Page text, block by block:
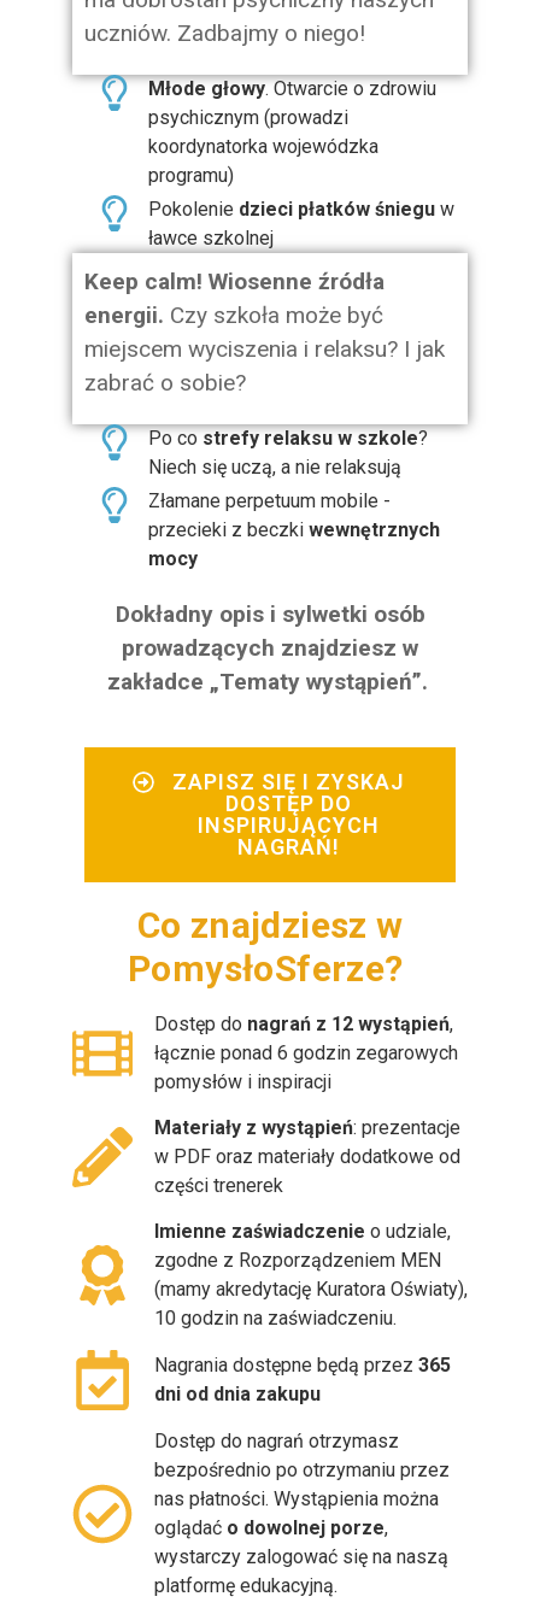
uczniów. Zadbajmy o niego!
Młode głowy. Otwarcie o zdrowiu
psychicznym (prowadzi
koordynatorka wojewódzka
programu)
Pokolenie dzieci płatków śniegu w
ławce szkolnej
Keep calm! Wiosenne źródła
energii. Czy szkoła może być
miejscem wyciszenia i relaksu? I jak
zabrać o sobie?
Po costrefy relaksu w szkole?
Niech się uczą, a nie relaksują
Złamane perpetuum mobile -
przecieki z beczki wewnętrznych
mocy
Dokładny opis i sylwetki osób
prowadzących znajdziesz w
zakładce „Tematy wystąpień”.
ZAPISZ SIĘ I ZYSKAJ
DOSTĘP DO
INSPIRUJĄCYCH
NAGRAŃ!
Co znajdziesz w
PomysłoSferze?
Dostęp do nagrań z 12 wystąpień,
łącznie ponad 6 godzin zegarowych
pomysłów i inspiracji
Materiały z wystąpień: prezentacje
w PDF oraz materiały dodatkowe od
części trenerek
Imienne zaświadczenie o udziale,
zgodne z Rozporządzeniem MEN
(mamy akredytację Kuratora Oświaty),
10 godzin na zaświadczeniu.
Nagrania dostępne będą przez 365
dni od dnia zakupu
Dostęp do nagrań otrzymasz
bezpośrednio po otrzymaniu przez
nas płatności. Wystąpienia można
oglądać o dowolnej porze,
wystarczy zalogować się na naszą
platformę edukacyjną.